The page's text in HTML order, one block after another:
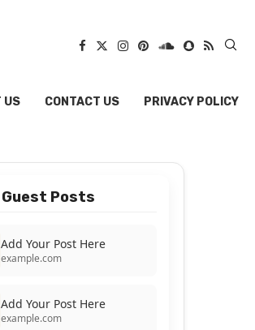
US CONTACT US PRIVACY POLICY
Guest Posts
Add Your Post Here
example.com
Add Your Post Here
example.com